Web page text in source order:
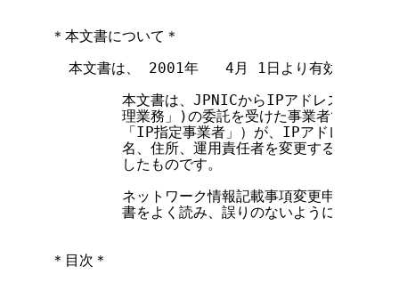
＊本文書について＊
本文書は、 2001年   4月 1日より有効となりま
本文書は、JPNICからIPアドレス割り当て
理業務」)の委託を受けた事業者であるIP
「IP指定事業者」）が、IPアドレス割り
名、住所、運用責任者を変更する場合に利
        したものです。
ネットワーク情報記載事項変更申請フォー
書をよく読み、誤りのないようにしてくだ
＊目次＊